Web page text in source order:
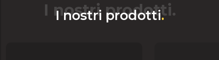
I nostri prodotti.
I nostri prodotti.